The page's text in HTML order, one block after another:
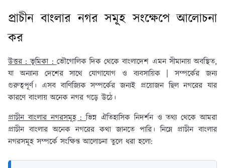
প্রাচীন বাংলার নগর সমূহ সংক্ষেপে আলোচনা
কর
উত্তর : ভূমিকা :ভৌগোলিক দিক থেকে বাংলাদেশ এমন সীমানায় অবস্থিত,
যা অন্যান্য দেশের সাথে যোগাযোগ ও ব্যবসায়িক | সম্পর্কের জন্য
গুরুত্বপূর্ণ। এসব বাণিজ্যিক সম্পর্কের জন্যই প্রয়োজন ছিল নগরের যার
কারণে বাংলায় অনেক নগর গড়ে উঠে।
প্রাচীন বাংলার নগরসমূহ :ভিন্ন ঐতিহাসিক নিদর্শন ও তথ্য থেকে আমরা
প্রাচীন বাংলার অনেক নগরের কথা জানতে পারি। নিম্নে প্রাচীন বাংলার
নগরসমূহ সম্পর্কে সংক্ষিপ্ত আলোচনা তুলে ধরা হলো: